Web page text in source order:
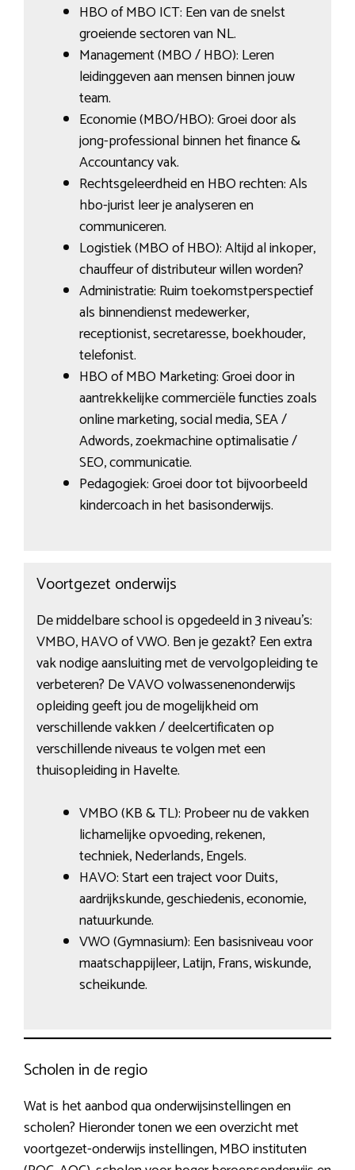
HBO of MBO ICT: Een van de snelst
groeiende sectoren van NL.
Management (MBO / HBO): Leren
leidinggeven aan mensen binnen jouw
team.
Economie (MBO/HBO): Groei door als
jong-professional binnen het finance &
Accountancy vak.
Rechtsgeleerdheid en HBO rechten: Als
hbo-jurist leer je analyseren en
communiceren.
Logistiek (MBO of HBO): Altijd al inkoper,
chauffeur of distributeur willen worden?
Administratie: Ruim toekomstperspectief
als binnendienst medewerker,
receptionist, secretaresse, boekhouder,
telefonist.
HBO of MBO Marketing: Groei door in
aantrekkelijke commerciële functies zoals
online marketing, social media, SEA /
Adwords, zoekmachine optimalisatie /
SEO, communicatie.
Pedagogiek: Groei door tot bijvoorbeeld
kindercoach in het basisonderwijs.
Voortgezet onderwijs
De middelbare school is opgedeeld in 3 niveau’s:
VMBO, HAVO of VWO. Ben je gezakt? Een extra
vak nodige aansluiting met de vervolgopleiding te
verbeteren? De VAVO volwassenenonderwijs
opleiding geeft jou de mogelijkheid om
verschillende vakken / deelcertificaten op
verschillende niveaus te volgen met een
thuisopleiding in Havelte.
VMBO (KB & TL): Probeer nu de vakken
lichamelijke opvoeding, rekenen,
techniek, Nederlands, Engels.
HAVO: Start een traject voor Duits,
aardrijkskunde, geschiedenis, economie,
natuurkunde.
VWO (Gymnasium): Een basisniveau voor
maatschappijleer, Latijn, Frans, wiskunde,
scheikunde.
Scholen in de regio
Wat is het aanbod qua onderwijsinstellingen en
scholen? Hieronder tonen we een overzicht met
voortgezet-onderwijs instellingen, MBO instituten